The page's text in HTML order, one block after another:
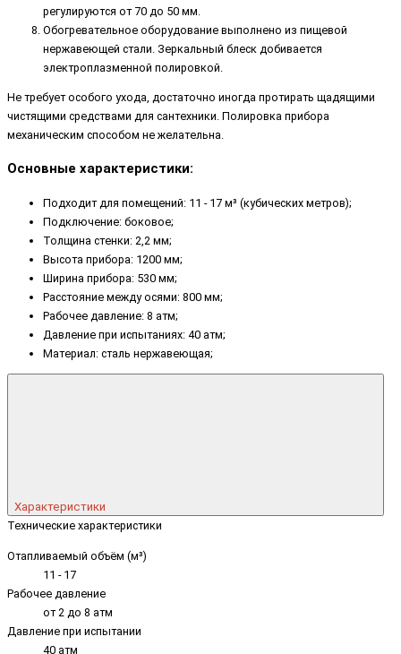
регулируются от 70 до 50 мм.
Обогревательное оборудование выполнено из пищевой
нержавеющей стали. Зеркальный блеск добивается
электроплазменной полировкой.
Не требует особого ухода, достаточно иногда протирать щадящими
чистящими средствами для сантехники. Полировка прибора
механическим способом не желательна.
Основные характеристики:
Подходит для помещений: 11 - 17 м³ (кубических метров);
Подключение: боковое;
Толщина стенки: 2,2 мм;
Высота прибора: 1200 мм;
Ширина прибора: 530 мм;
Расстояние между осями: 800 мм;
Рабочее давление: 8 атм;
Давление при испытаниях: 40 атм;
Материал: сталь нержавеющая;
Характеристики
Технические характеристики
Отапливаемый объём (м³)
11 - 17
Рабочее давление
от 2 до 8 атм
Давление при испытании
40 атм